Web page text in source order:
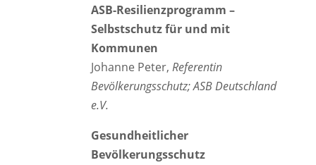
ASB-Resilienzprogramm –
Selbstschutz für und mit
Kommunen
Johanne Peter, Referentin
Bevölkerungsschutz; ASB Deutschland
e.V.
Gesundheitlicher
Bevölkerungsschutz